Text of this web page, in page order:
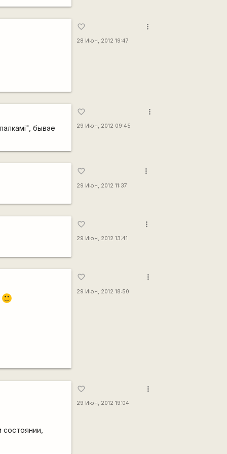
favorite_border
28 Июн, 2012 19:47
more_vert
бывае
favorite_border
29 Июн, 2012 09:45
more_vert
favorite_border
29 Июн, 2012 11:37
more_vert
favorite_border
29 Июн, 2012 13:41
more_vert
:)
favorite_border
29 Июн, 2012 18:50
more_vert
состоянии,
favorite_border
29 Июн, 2012 19:04
more_vert